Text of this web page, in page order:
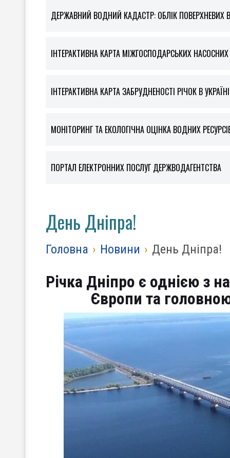
ДЕРЖАВНИЙ ВОДНИЙ КАДАСТР: ОБЛІК ПОВЕРХНЕВИХ
ІНТЕРАКТИВНА КАРТА МІЖГОСПОДАРСЬКИХ
ІНТЕРАКТИВНА КАРТА ЗАБРУДНЕНОСТІ РІЧОК В УКРАЇНІ
МОНІТОРИНГ ТА ЕКОЛОГІЧНА ОЦІНКА ВОДНИХ
ПОРТАЛ ЕЛЕКТРОННИХ ПОСЛУГ ДЕРЖВОДАГЕНТСТВА
День Дніпра!
Головна › Новини › День Дніпра!
Річка Дніпро є однією з
Європи та